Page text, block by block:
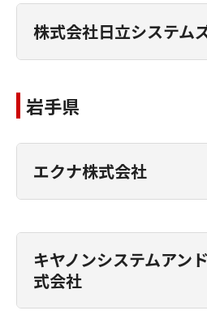
株式会社日立システム
岩手県
エクナ株式会社
キヤノンシステムアン
式会社